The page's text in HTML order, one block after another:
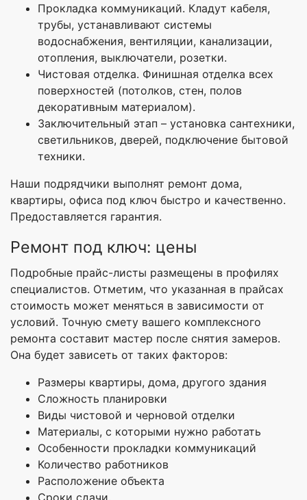
Прокладка коммуникаций. Кладут кабеля,
трубы, устанавливают системы
водоснабжения, вентиляции, канализации,
отопления, выключатели, розетки.
Чистовая отделка. Финишная отделка всех
поверхностей (потолков, стен, полов
декоративным материалом).
Заключительный этап – установка сантехники,
светильников, дверей, подключение бытовой
техники.
Наши подрядчики выполнят ремонт дома,
квартиры, офиса под ключ быстро и качественно.
Предоставляется гарантия.
Ремонт под ключ: цены
Подробные прайс-листы размещены в профилях
специалистов. Отметим, что указанная в прайсах
стоимость может меняться в зависимости от
условий. Точную смету вашего комплексного
ремонта составит мастер после снятия замеров.
Она будет зависеть от таких факторов:
Размеры квартиры, дома, другого здания
Сложность планировки
Виды чистовой и черновой отделки
Материалы, с которыми нужно работать
Особенности прокладки коммуникаций
Количество работников
Расположение объекта
Сроки сдачи.